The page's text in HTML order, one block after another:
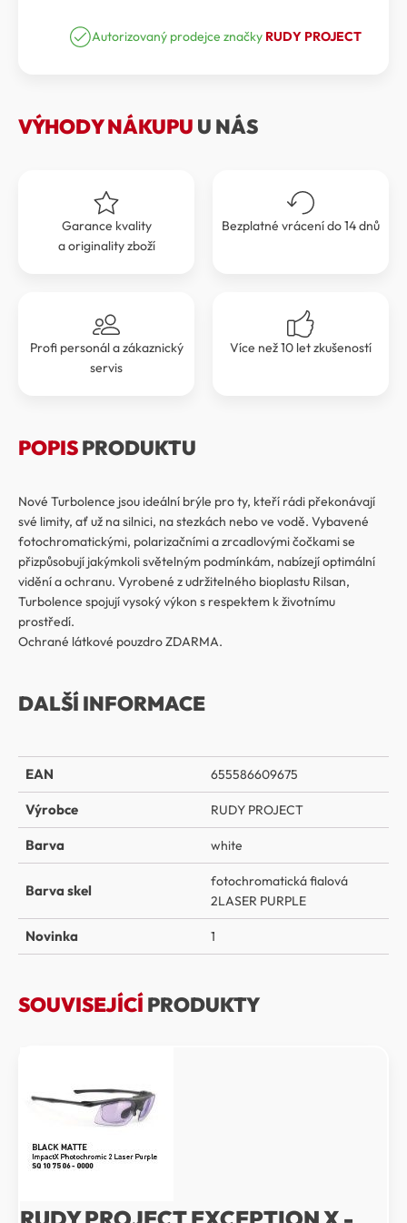
PROJECT
byla:
je:
Autorizovaný prodejce značky RUDY PROJECT
VÝHODY NÁKUPU U NÁS
Garance kvality
a originality zboží
Bezplatné vrácení do 14 dnů
Profi personál a zákaznický
servis
Více než 10 let zkušeností
POPISPRODUKTU
Nové Turbolence jsou ideální brýle pro ty, kteří rádi překonávají
své limity, ať už na silnici, na stezkách nebo ve vodě. Vybavené
fotochromatickými, polarizačními a zrcadlovými čočkami se
přizpůsobují jakýmkoli světelným podmínkám, nabízejí optimální
vidění a ochranu. Vyrobené z udržitelného bioplastu Rilsan,
Turbolence spojují vysoký výkon s respektem k životnímu
prostředí.
Ochrané látkové pouzdro ZDARMA.
DALŠÍ INFORMACE
EAN 655586609675
Výrobce RUDY PROJECT
Barva white
Barva skel
fotochromatická fialová
2LASER PURPLE
Novinka 1
SOUVISEJÍCÍ PRODUKTY